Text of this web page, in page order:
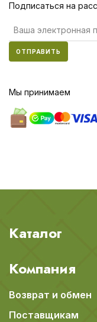
Подписаться на
ОТПРАВИТЬ
Мы принимаем
Каталог
Компания
Возврат и обмен
Поставщикам